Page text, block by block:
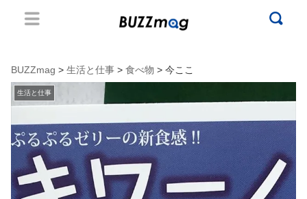
BUZZmag > 生活と仕事 > 食べ物 > 今ここ
生活と仕事